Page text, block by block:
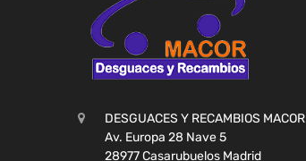
DESGUACES Y RECAMBIOS MACOR
Av. Europa 28 Nave 5
28977 Casarubuelos Madrid